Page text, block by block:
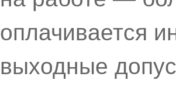
оплачивается
выходные